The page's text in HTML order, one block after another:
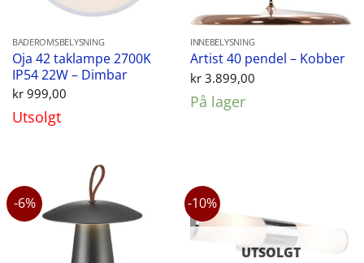
BADEROMSBELYSNING
Oja 42 taklampe 2700K
IP54 22W – Dimbar
kr999,00
Utsolgt
INNEBELYSNING
Artist 40 pendel – Kobber
kr3.899,00
På lager
-6% -10%
UTSOLGT